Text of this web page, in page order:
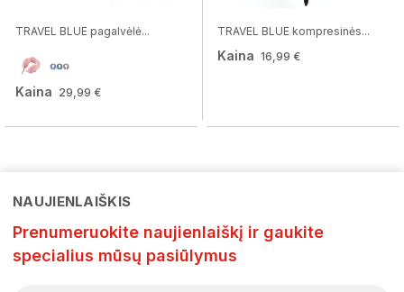
TRAVEL BLUE pagalvėlė...
Kaina 29,99 €
TRAVEL BLUE kompresinės...
Kaina 16,99 €
NAUJIENLAIŠKIS
Prenumeruokite naujienlaiškį ir gaukite
specialius mūsų pasiūlymus